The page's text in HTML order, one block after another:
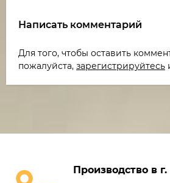
Написать комментарий
Для того, чтобы оставить
пожалуйста, зарегистрируйтесь
Производство в